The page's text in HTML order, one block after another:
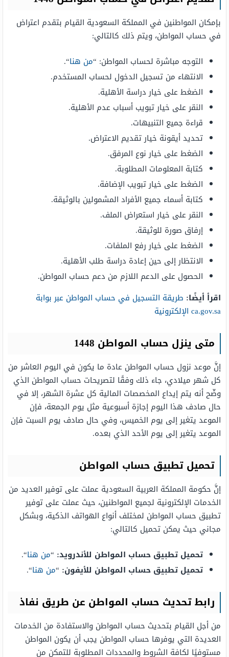
بإمكان المواطنين في المملكة السعودية القيام بتقدم اعتراض
في حساب المواطن، ويتم ذلك كالتالي:
التوجه مباشرة لحساب المواطن: “من هنا“.
الانتهاء من تسجيل الدخول لحساب المستخدم.
الضغط على خيار دراسة الأهلية.
النقر على خيار تبويب أسباب عدم الأهلية.
قراءة جميع التنبيهات.
تحديد أيقونة خيار تقديم الاعتراض.
الضغط على خيار نوع المرفق.
كتابة المعلومات المطلوبة.
الضغط على خيار تبويب الإضافة.
كتابة أسماء جميع الأفراد المشمولين بالوثيقة.
النقر على خيار استعراض الملف.
إرفاق صورة للوثيقة.
الضغط على خيار رفع الملفات.
الانتظار إلى حين إعادة دراسة طلب الأهلية.
الحصول على الدعم اللازم من دعم حساب المواطن.
اقرأ أيضًا: طريقة التسجيل في حساب المواطن عبر بوابة
ca.gov.sa الإلكترونية
متى ينزل حساب المواطن 1448
إنَّ موعد نزول حساب المواطن عادة ما يكون في اليوم العاشر من
كل شهر ميلادي، جاء ذلك وفقًا لتصريحات حساب المواطن الذي
وضّح أنه يتم إيداع المخصصات المالية كل عشرة الشهر، إلا في
حال صادف هذا اليوم إجازة أسبوعية مثل يوم الجمعة، فإن
الموعد يتغير إلى يوم الخميس، وفي حال صادف يوم السبت فإن
الموعد يتغير إلى يوم الأحد الذي بعده.
تحميل تطبيق حساب المواطن
إنَّ حكومة المملكة العربية السعودية عملت على توفير العديد من
الخدمات الإلكترونية لجميع المواطنين، حيث عملت على توفير
تطبيق حساب المواطن لمختلف أنواع الهواتف الذكية، وبشكل
مجاني حيث يمكن تحميل كالتالي:
تحميل تطبيق حساب المواطن للأندرويد: “من هنا“.
تحميل تطبيق حساب المواطن للأيفون: “من هنا“.
رابط تحديث حساب المواطن عن طريق نفاذ
من أجل القيام بتحديث حساب المواطن والاستفادة من الخدمات
العديدة التي يوفرها حساب المواطن يجب أن يكون المواطن
مستوفيًا لكافة الشروط والمحددات المطلوبة للتمكن من